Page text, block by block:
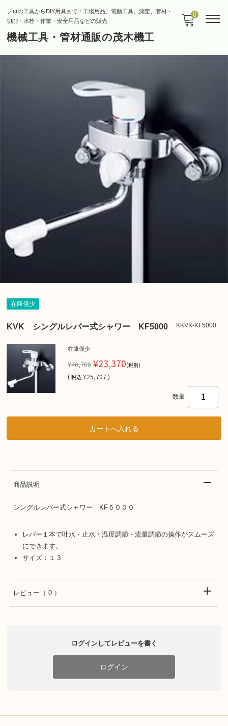
プロの工具からDIY用具まで！工場用品、電動工具、測定、管材・
切削・水栓・作業・安全用品などの販売
機械工具・管材通販の茂木機工
0
在庫僅少
KVK シングルレバー式シャワー KF5000 KKVK-KF5000
在庫僅少
¥40,700 ¥23,370(税別)
( 税込 ¥25,707 )
数量
商品説明
シングルレバー式シャワー KF５０００
レバー１本で吐水・止水・温度調節・流量調節の操作がスムーズ
にできます。
サイズ：１３
レビュー （ 0 ）
ログインしてレビューを書く
ログイン